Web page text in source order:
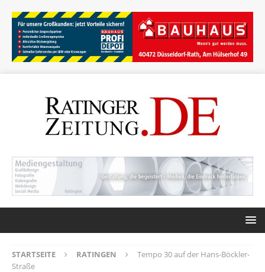
STARTSEITE RATINGEN
Tempo 30 auf der Hans-Böckler-
Straße